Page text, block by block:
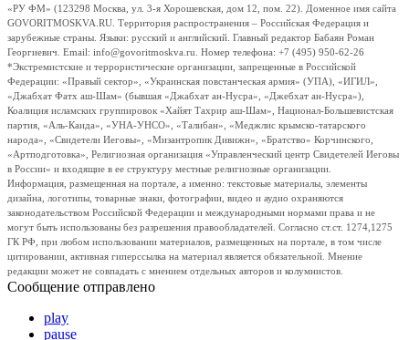
«РУ ФМ» (123298 Москва, ул. 3-я Хорошевская, дом 12, пом. 22). Доменное имя сайта
GOVORITMOSKVA.RU. Территория распространения – Российская Федерация и
зарубежные страны. Языки: русский и английский. Главный редактор Бабаян Роман
Георгиевич. Email: info@govoritmoskva.ru. Номер телефона: +7 (495) 950-62-26
*Экстремистские и террористические организации, запрещенные в Российской
Федерации: «Правый сектор», «Украинская повстанческая армия» (УПА), «ИГИЛ»,
«Джабхат Фатх аш-Шам» (бывшая «Джабхат ан-Нусра», «Джебхат ан-Нусра»),
Коалиция исламских группировок «Хайят Тахрир аш-Шам», Национал-Большевистская
партия, «Аль-Каида», «УНА-УНСО», «Талибан», «Меджлис крымско-татарского
народа», «Свидетели Иеговы», «Мизантропик Дивижн», «Братство» Корчинского,
«Артподготовка», Религиозная организация «Управленческий центр Свидетелей Иеговы
в России» и входящие в ее структуру местные религиозные организации.
Информация, размещенная на портале, а именно: текстовые материалы, элементы
дизайна, логотипы, товарные знаки, фотографии, видео и аудио охраняются
законодательством Российской Федерации и международными нормами права и не
могут быть использованы без разрешения правообладателей. Согласно ст.ст. 1274,1275
ГК РФ, при любом использовании материалов, размещенных на портале, в том числе
цитировании, активная гиперссылка на материал является обязательной. Мнение
редакции может не совпадать с мнением отдельных авторов и колумнистов.
Сообщение отправлено
play
pause